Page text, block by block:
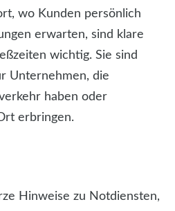
wo Kunden persönlich
erwarten, sind klare
wichtig. Sie sind
Unternehmen, die
haben oder
erbringen.
Hinweise zu Notdiensten,